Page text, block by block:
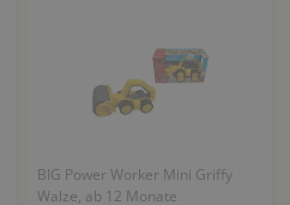
BIG Power Worker Mini Griffy
Walze, ab 12 Monate